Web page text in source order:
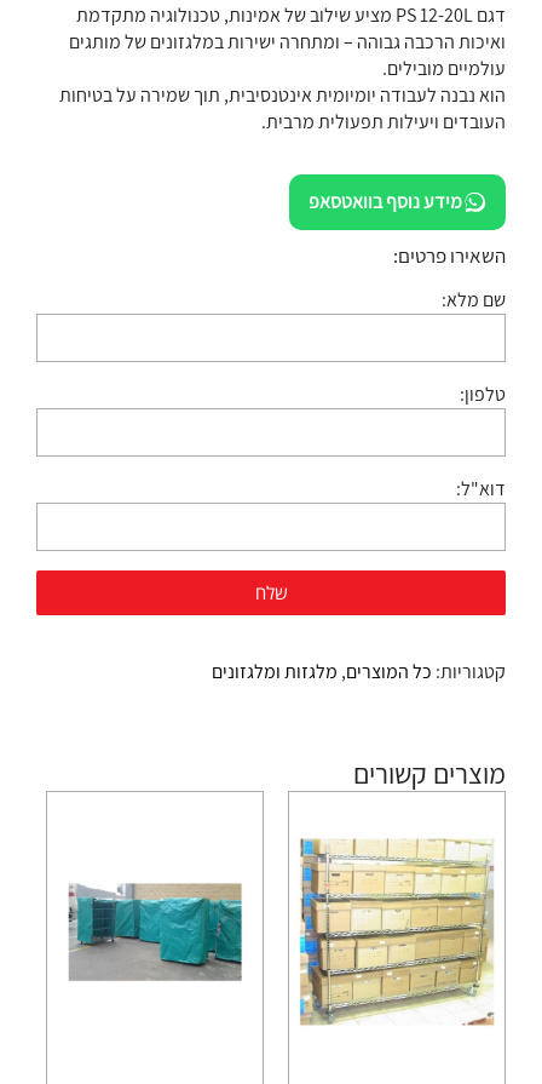
דגם PS 12-20L מציע שילוב של אמינות, טכנולוגיה מתקדמת
ואיכות הרכבה גבוהה – ומתחרה ישירות במלגזונים של מותגים
עולמיים מובילים.
הוא נבנה לעבודה יומיומית אינטנסיבית, תוך שמירה על בטיחות
העובדים ויעילות תפעולית מרבית.
מידע נוסף בוואטסאפ
השאירו פרטים:
שם מלא:
טלפון:
דוא"ל:
קטגוריות: כל המוצרים, מלגזות ומלגזונים
מוצרים קשורים